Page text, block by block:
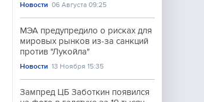
Новости 06 Августа 09:25
МЭА предупредило о рисках для
мировых рынков из-за санкций
против "Лукойла"
Новости 13 Ноября 15:35
Зампред ЦБ Заботкин появился